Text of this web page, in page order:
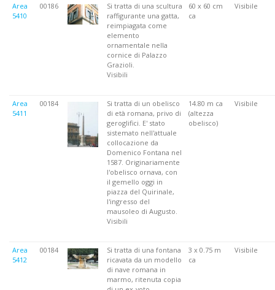
Area
5410
00186
Si tratta di una scultura
raffigurante una gatta,
reimpiagata come
elemento
ornamentale nella
cornice di Palazzo
Grazioli.
Visibili
60 x 60 cm
ca
Visibile
Area
5411
00184
Si tratta di un obelisco
di età romana, privo di
geroglifici. E' stato
sistemato nell'attuale
collocazione da
Domenico Fontana nel
1587. Originariamente
l'obelisco ornava, con
il gemello oggi in
piazza del Quirinale,
l'ingresso del
mausoleo di Augusto.
Visibili
14.80 m ca
(altezza
obelisco)
Visibile
Area
5412
00184
Si tratta di una fontana
ricavata da un modello
di nave romana in
marmo, ritenuta copia
3 x 0.75 m
ca
Visibile